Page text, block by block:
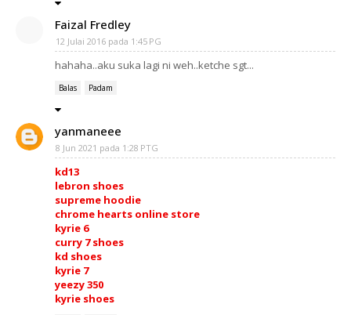
Faizal Fredley
12 Julai 2016 pada 1:45 PG
hahaha..aku suka lagi ni weh..ketche sgt...
Balas Padam
yanmaneee
8 Jun 2021 pada 1:28 PTG
kd13
lebron shoes
supreme hoodie
chrome hearts online store
kyrie 6
curry 7 shoes
kd shoes
kyrie 7
yeezy 350
kyrie shoes